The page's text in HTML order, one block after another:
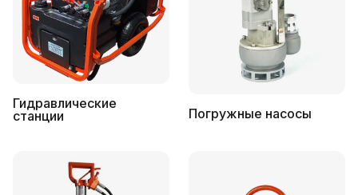
Гидравлические
станции
Погружные насосы